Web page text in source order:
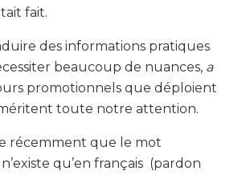
fait.
des informations pratiques
beaucoup de nuances, a
promotionnels que déploient
toute notre attention.
récemment que le mot
qu’en français (pardon